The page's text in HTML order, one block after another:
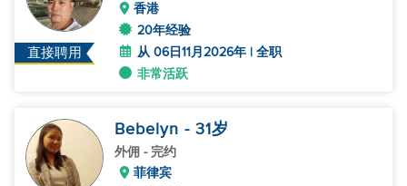
直接聘用
香港
20年经验
从 06日11月2026年 | 全职
非常活跃
Bebelyn - 31岁
外佣 - 完约
菲律宾